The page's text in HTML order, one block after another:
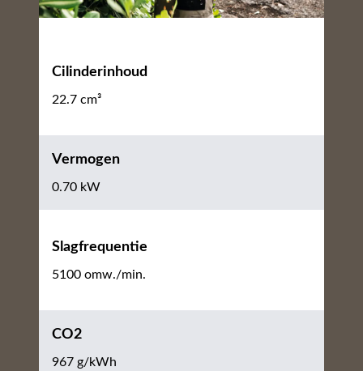
Cilinderinhoud
22.7 cm³
Vermogen
0.70 kW
Slagfrequentie
5100 omw./min.
CO2
967 g/kWh